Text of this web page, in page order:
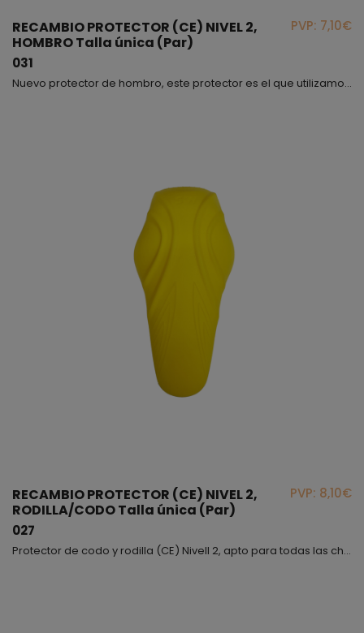
RECAMBIO PROTECTOR (CE) NIVEL 2,
HOMBRO Talla única (Par)
031
PVP: 7,10€
Nuevo protector de hombro, este protector es el que utilizamos para nuestras chaquetas de Cordura y Nylon, se encuentran en el interior de la prenda dentro de un bolsillo. Este producto es de Nivel 2 fabricado en Memory Foam, se adapta fácilmente y es muy cómodo y seguro.
RECAMBIO PROTECTOR (CE) NIVEL 2,
RODILLA/CODO Talla única (Par)
027
PVP: 8,10€
Protector de codo y rodilla (CE) Nivell 2, apto para todas las chaquetas y pantalones.